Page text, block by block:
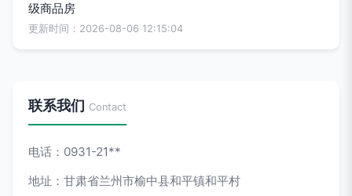
级商品房
更新时间：2026-08-06 12:15:04
联系我们 Contact
电话：0931-21**
地址：甘肃省兰州市榆中县和平镇和平村